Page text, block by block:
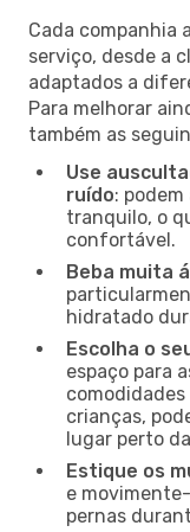
Cada companhia
serviço, desde a
adaptados a
Para melhorar
também as
Use
ruído:
tranquilo, o
confortável.
Beba muita
hidratado
Escolha o
espaço para
comodidades
crianças,
lugar perto
Estique os
e
pernas